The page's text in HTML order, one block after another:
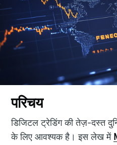
परिचय
डिजिटल ट्रेडिंग की तेज़-दस्त
के लिए आवश्यक है। इस लेख में